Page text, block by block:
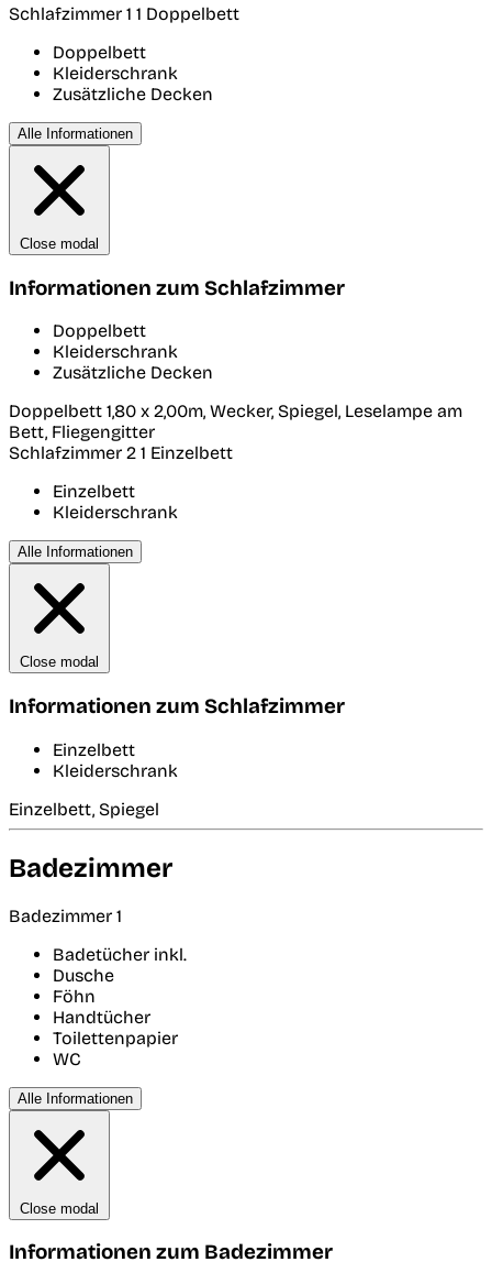
Schlafzimmer 1 1 Doppelbett
Doppelbett
Kleiderschrank
Zusätzliche Decken
Alle Informationen
Close modal
Informationen zum Schlafzimmer
Doppelbett
Kleiderschrank
Zusätzliche Decken
Doppelbett 1,80 x 2,00m, Wecker, Spiegel, Leselampe am
Bett, Fliegengitter
Schlafzimmer 2 1 Einzelbett
Einzelbett
Kleiderschrank
Alle Informationen
Close modal
Informationen zum Schlafzimmer
Einzelbett
Kleiderschrank
Einzelbett, Spiegel
Badezimmer
Badezimmer 1
Badetücher inkl.
Dusche
Föhn
Handtücher
Toilettenpapier
WC
Alle Informationen
Close modal
Informationen zum Badezimmer